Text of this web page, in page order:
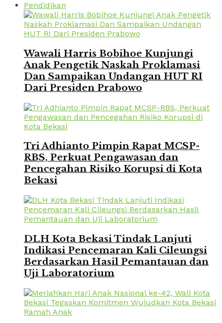
Pendidikan
Wawali Harris Bobihoe Kunjungi
Anak Pengetik Naskah Proklamasi
Dan Sampaikan Undangan HUT RI
Dari Presiden Prabowo
Tri Adhianto Pimpin Rapat MCSP-
RBS, Perkuat Pengawasan dan
Pencegahan Risiko Korupsi di Kota
Bekasi
DLH Kota Bekasi Tindak Lanjuti
Indikasi Pencemaran Kali Cileungsi
Berdasarkan Hasil Pemantauan dan
Uji Laboratorium